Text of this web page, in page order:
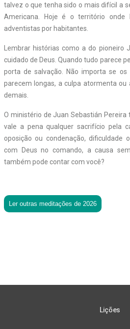
talvez o que tenha sido o mais difícil a
Americana. Hoje é o território
adventistas por habitantes.
Lembrar histórias como a do pioneiro
cuidado de Deus. Quando tudo parece
porta de salvação. Não importa se
parecem longas, a culpa atormenta ou
demais.
O ministério de Juan Sebastián
vale a pena qualquer sacrifício pela
oposição ou condenação, dificuldade
com Deus no comando, a causa
também pode contar com você?
Ler outras meditações de 2026
Lições